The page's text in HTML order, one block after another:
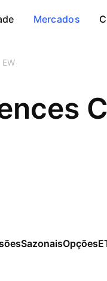
Mercados
EW
SazonaisOpções